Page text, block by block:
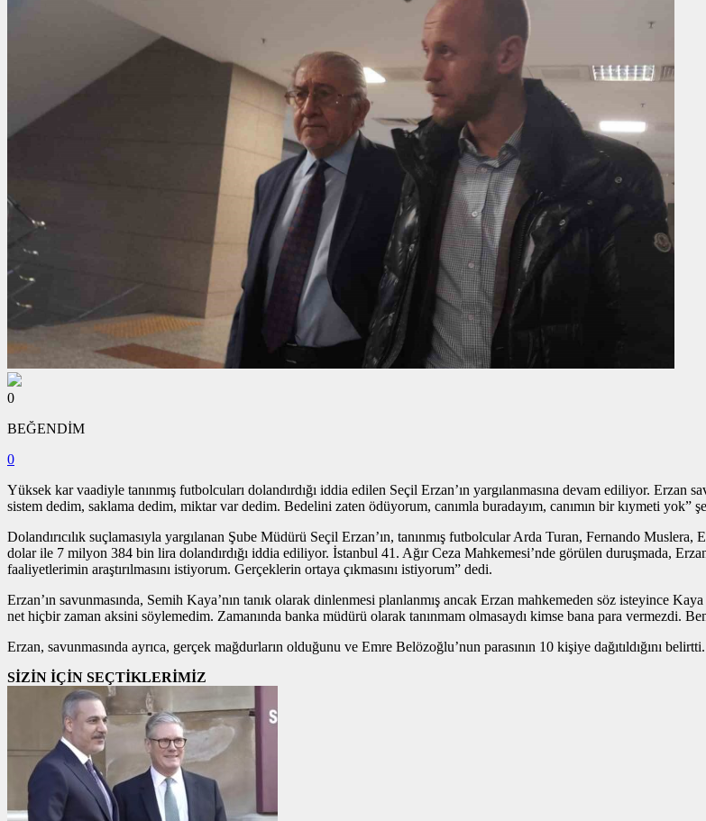
0
BEĞENDİM
0
Yüksek kar vaadiyle tanınmış futbolcuları dolandırdığı iddia edilen Seçil Erzan’ın yargılanmasına devam ediliyor. Erzan
sistem dedim, saklama dedim, miktar var dedim. Bedelini zaten ödüyorum, canımla buradayım, canımın bir kıymeti yok”
Dolandırıcılık suçlamasıyla yargılanan Şube Müdürü Seçil Erzan’ın, tanınmış futbolcular Arda Turan, Fernando
dolar ile 7 milyon 384 bin lira dolandırdığı iddia ediliyor. İstanbul 41. Ağır Ceza Mahkemesi’nde görülen duruşmada,
faaliyetlerimin araştırılmasını istiyorum. Gerçeklerin ortaya çıkmasını istiyorum” dedi.
Erzan’ın savunmasında, Semih Kaya’nın tanık olarak dinlenmesi planlanmış ancak Erzan mahkemeden söz isteyince
net hiçbir zaman aksini söylemedim. Zamanında banka müdürü olarak tanınmam olmasaydı kimse bana para vermezdi.
Erzan, savunmasında ayrıca, gerçek mağdurların olduğunu ve Emre Belözoğlu’nun parasının 10 kişiye dağıtıldığını
SİZİN İÇİN SEÇTİKLERİMİZ